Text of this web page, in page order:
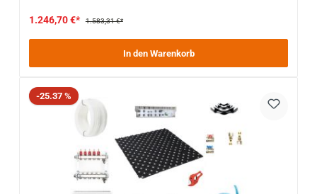
1.246,70 €* 1.583,31 €*
In den Warenkorb
Rabatt
-25.37 %